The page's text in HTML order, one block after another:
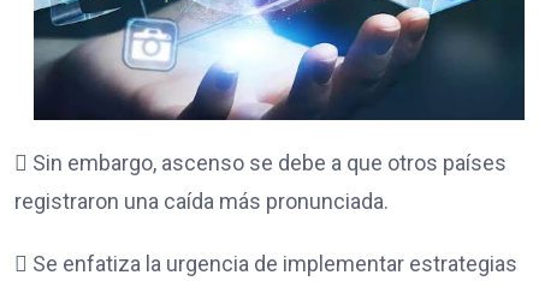
 Sin embargo, ascenso se debe a que otros países
registraron una caída más pronunciada.
 Se enfatiza la urgencia de implementar estrategias